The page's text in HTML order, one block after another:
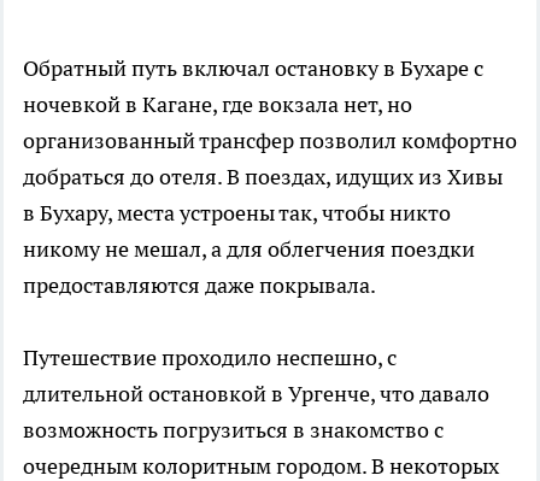
Обратный путь включал остановку в Бухаре с
ночевкой в Кагане, где вокзала нет, но
организованный трансфер позволил комфортно
добраться до отеля. В поездах, идущих из Хивы
в Бухару, места устроены так, чтобы никто
никому не мешал, а для облегчения поездки
предоставляются даже покрывала.
Путешествие проходило неспешно, с
длительной остановкой в Ургенче, что давало
возможность погрузиться в знакомство с
очередным колоритным городом. В некоторых